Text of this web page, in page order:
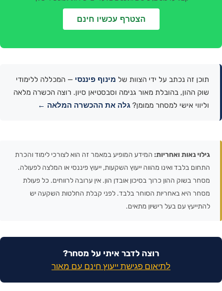
הצטרף עכשיו חינם
תוכן זה נכתב על ידי הצוות שלמינוף פיננסי— המכללה ללימודי
שוק ההון, בהובלת מאור גנימה וסבסטיאן סיון. רוצה הכשרה מלאה
וליווי אישי למסחר ממומן?גלה את ההכשרה המלאה ←
גילוי נאות ואחריות:המידע המופיע במאמר זה הוא לצורכי לימוד והכרת
התחום בלבד ואינו מהווה ייעוץ השקעות, ייעוץ פיננסי או המלצה לפעולה.
מסחר בשוק ההון כרוך בסיכון אובדן הון. אין ערובה לרווחים. כל פעולת
מסחר היא באחריות הסוחר בלבד. לפני קבלת החלטות השקעה יש
להתייעץ עם בעל רישיון מתאים.
רוצה לדבר איתי על מסחר?
לתיאום פגישת ייעוץ חינם עם מאור